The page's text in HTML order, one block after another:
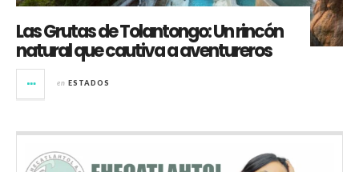
Las Grutas de Tolantongo: Un rincón
natural que cautiva a aventureros
en ESTADOS